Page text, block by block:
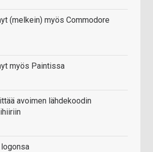
(melkein) myös Commodore
myös Paintissa
avoimen lähdekoodin